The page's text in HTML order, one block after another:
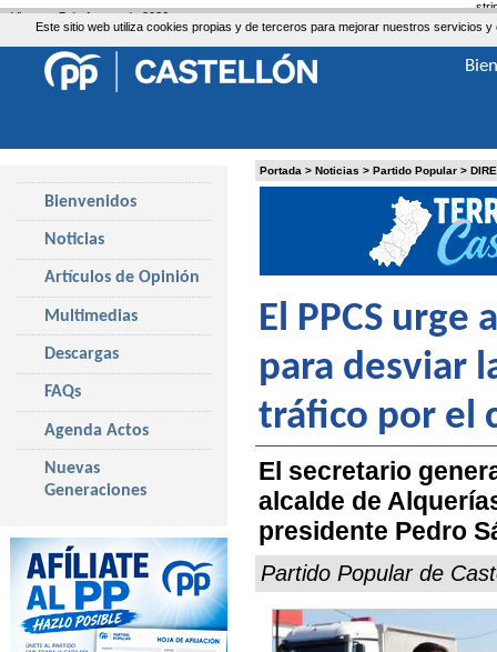
Este sitio web utiliza cookies propias y de terceros para mejorar nuestros servicios
Portada > Noticias > Partido Popular >
El PPCS
para desviar
tráfico por el
El secretario
alcalde de
presidente Pedro
Partido Popular de
Bienvenidos
Noticias
Artículos de Opinión
Multimedias
Descargas
FAQs
Agenda Actos
Nuevas
Generaciones
Viernes, 7 de Agosto de 2026